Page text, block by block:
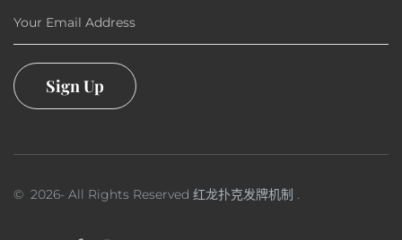
Your Email Address
Sign Up
© 2026- All Rights Reserved 红龙扑克发牌机制